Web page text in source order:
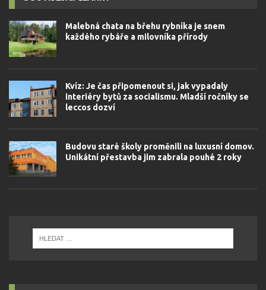
Malebná chata na břehu rybníka je snem
každého rybáře a milovníka přírody
Kvíz: Je čas připomenout si, jak vypadaly
interiéry bytů za socialismu. Mladší ročníky se
leccos dozví
Budovu staré školy proměnili na luxusní domov.
Unikátní přestavba jim zabrala pouhé 2 roky